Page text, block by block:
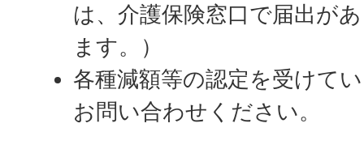
は、介護保険窓口で届出が
ます。）
各種減額等の認定を受けて
お問い合わせください。